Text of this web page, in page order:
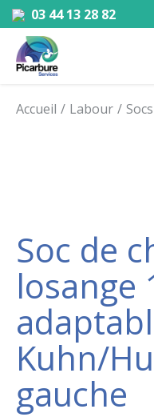
03 44 13 28 82
Accueil Labour
Soc de
losange
Kuhn/
gauche